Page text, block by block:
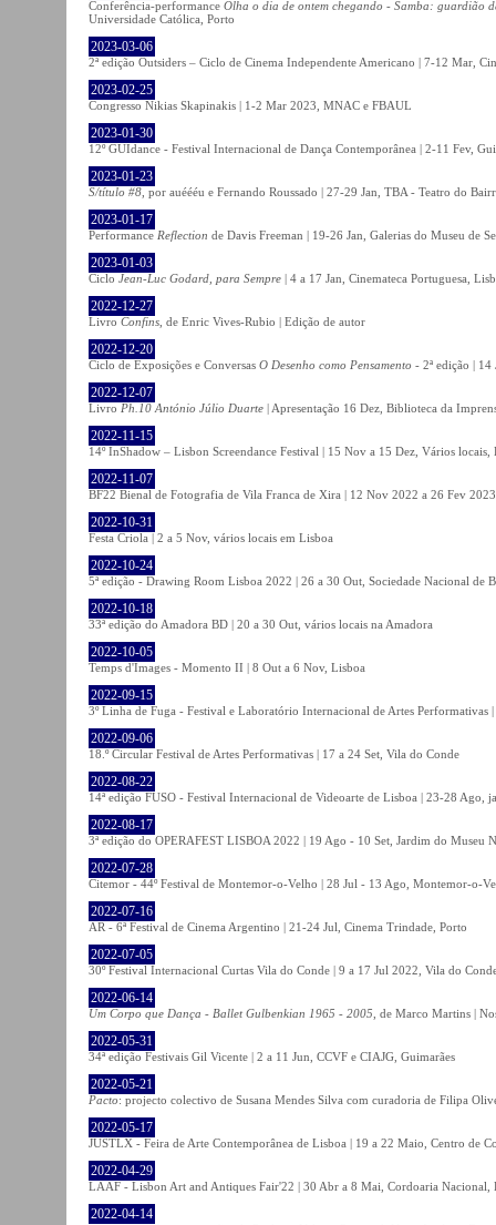
Conferência-performance Olha o dia de ontem chegando - Samba: guardião
Universidade Católica, Porto
2023-03-06
2ª edição Outsiders – Ciclo de Cinema Independente Americano | 7-12 Mar,
2023-02-25
Congresso Nikias Skapinakis | 1-2 Mar 2023, MNAC e FBAUL
2023-01-30
12º GUIdance - Festival Internacional de Dança Contemporânea | 2-11 Fev,
2023-01-23
S/título #8 , por auéééu e Fernando Roussado | 27-29 Jan, TBA - Teatro do
2023-01-17
Performance Reflection de Davis Freeman | 19-26 Jan, Galerias do Museu de
2023-01-03
Ciclo Jean-Luc Godard, para Sempre | 4 a 17 Jan, Cinemateca Portuguesa,
2022-12-27
Livro Confins , de Enric Vives-Rubio | Edição de autor
2022-12-20
Ciclo de Exposições e Conversas O Desenho como Pensamento - 2ª edição |
2022-12-07
Livro Ph.10 António Júlio Duarte | Apresentação 16 Dez, Biblioteca da
2022-11-15
14º InShadow – Lisbon Screendance Festival | 15 Nov a 15 Dez, Vários locais,
2022-11-07
BF22 Bienal de Fotografia de Vila Franca de Xira | 12 Nov 2022 a 26 Fev
2022-10-31
Festa Criola | 2 a 5 Nov, vários locais em Lisboa
2022-10-24
5ª edição - Drawing Room Lisboa 2022 | 26 a 30 Out, Sociedade Nacional de
2022-10-18
33ª edição do Amadora BD | 20 a 30 Out, vários locais na Amadora
2022-10-05
Temps d'Images - Momento II | 8 Out a 6 Nov, Lisboa
2022-09-15
3º Linha de Fuga - Festival e Laboratório Internacional de Artes Performativas
2022-09-06
18.º Circular Festival de Artes Performativas | 17 a 24 Set, Vila do Conde
2022-08-22
14ª edição FUSO - Festival Internacional de Videoarte de Lisboa | 23-28 Ago,
2022-08-17
3ª edição do OPERAFEST LISBOA 2022 | 19 Ago - 10 Set, Jardim do Museu
2022-07-28
Citemor - 44º Festival de Montemor-o-Velho | 28 Jul - 13 Ago, Montemor-o-
2022-07-16
AR - 6ª Festival de Cinema Argentino | 21-24 Jul, Cinema Trindade, Porto
2022-07-05
30º Festival Internacional Curtas Vila do Conde | 9 a 17 Jul 2022, Vila do
2022-06-14
Um Corpo que Dança - Ballet Gulbenkian 1965 - 2005 , de Marco Martins |
2022-05-31
34ª edição Festivais Gil Vicente | 2 a 11 Jun, CCVF e CIAJG, Guimarães
2022-05-21
Pacto: projecto colectivo de Susana Mendes Silva com curadoria de Filipa
2022-05-17
JUSTLX - Feira de Arte Contemporânea de Lisboa | 19 a 22 Maio, Centro de
2022-04-29
LAAF - Lisbon Art and Antiques Fair'22 | 30 Abr a 8 Mai, Cordoaria Nacional,
2022-04-14